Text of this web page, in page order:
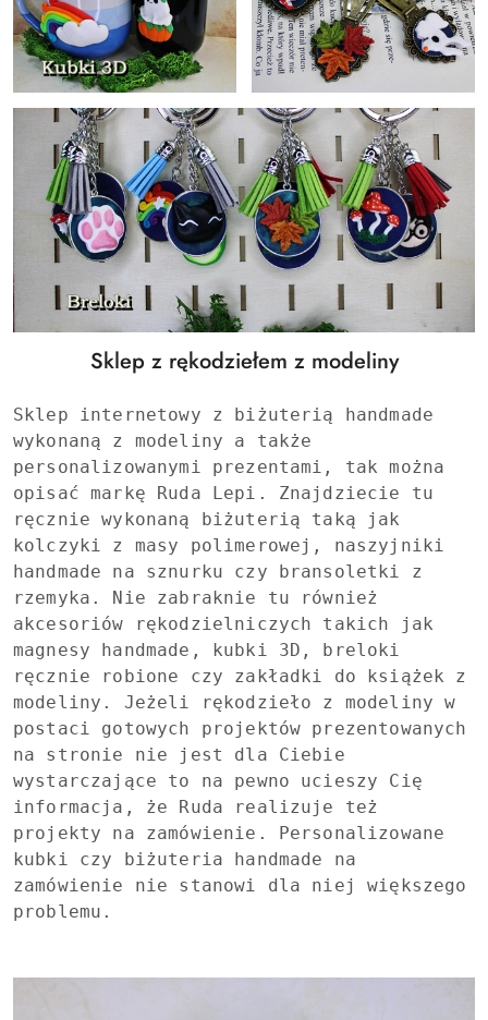
Sklep z rękodziełem z modeliny
Sklep internetowy z biżuterią handmade
wykonaną z modeliny a także
personalizowanymi prezentami, tak można
opisać markę Ruda Lepi. Znajdziecie tu
ręcznie wykonaną biżuterią taką jak
kolczyki z masy polimerowej, naszyjniki
handmade na sznurku czy bransoletki z
rzemyka. Nie zabraknie tu również
akcesoriów rękodzielniczych takich jak
magnesy handmade, kubki 3D, breloki
ręcznie robione czy zakładki do książek z
modeliny. Jeżeli rękodzieło z modeliny w
postaci gotowych projektów prezentowanych
na stronie nie jest dla Ciebie
wystarczające to na pewno ucieszy Cię
informacja, że Ruda realizuje też
projekty na zamówienie. Personalizowane
kubki czy biżuteria handmade na
zamówienie nie stanowi dla niej większego
problemu.